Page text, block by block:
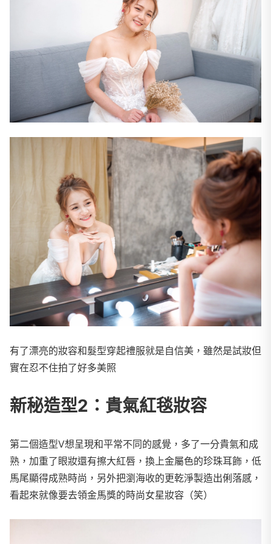
有了漂亮的妝容和髮型穿起禮服就是自信美，雖然是試妝但
實在忍不住拍了好多美照
新秘造型2：貴氣紅毯妝容
第二個造型V想呈現和平常不同的感覺，多了一分貴氣和成
熟，加重了眼妝還有擦大紅唇，換上金屬色的珍珠耳飾，低
馬尾顯得成熟時尚，另外把瀏海收的更乾淨製造出俐落感，
看起來就像要去領金馬獎的時尚女星妝容（笑）